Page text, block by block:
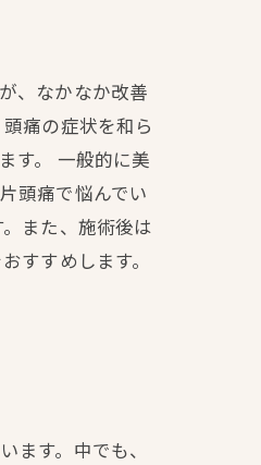
、なかなか改善
痛の症状を和ら
す。 一般的に美
頭痛で悩んでい
また、施術後は
すすめします。
す。中でも、